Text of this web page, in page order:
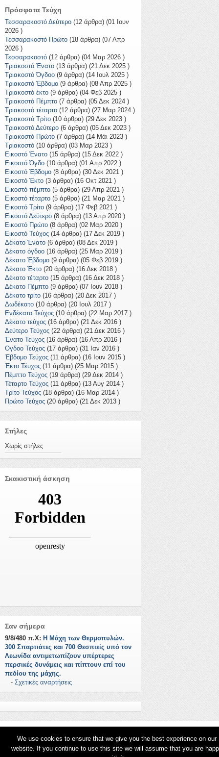
Πρόσφατα Τεύχη
Τεσσαρακοστό Δεύτερο (12 άρθρα) (01 Ιουν
2026 )
Τεσσαρακοστό Πρώτο (18 άρθρα) (07 Απρ
2026 )
Τεσσαρακοστό (12 άρθρα) (04 Μαρ 2026 )
Τριακοστό Ένατο (13 άρθρα) (21 Δεκ 2025 )
Τριακοστό Όγδοο (9 άρθρα) (14 Ιουλ 2025 )
Τριακοστό Έβδομο (9 άρθρα) (08 Απρ 2025 )
Τριακοστό έκτο (9 άρθρα) (04 Φεβ 2025 )
Τριακοστό Πέμπτο (7 άρθρα) (05 Δεκ 2024 )
Τριακοστό τέταρτο (12 άρθρα) (27 Μαρ 2024 )
Τριακοστό Τρίτο (10 άρθρα) (29 Δεκ 2023 )
Τριακοστό Δεύτερο (6 άρθρα) (05 Δεκ 2023 )
Τριακοστό Πρώτο (7 άρθρα) (14 Μάι 2023 )
Τριακοστό (10 άρθρα) (03 Μαρ 2023 )
Εικοστό Ένατο (15 άρθρα) (15 Δεκ 2022 )
Εικοστό Όγδο (10 άρθρα) (01 Απρ 2022 )
Εικοστό Έβδομο (8 άρθρα) (30 Δεκ 2021 )
Εικοστό Έκτο (3 άρθρα) (16 Οκτ 2021 )
Εικοστό πέμπτο (5 άρθρα) (29 Απρ 2021 )
Εικοστό τέταρτο (5 άρθρα) (21 Μαρ 2021 )
Εικοστό Τρίτο (9 άρθρα) (17 Φεβ 2021 )
Εικοστό Δεύτερο (8 άρθρα) (13 Απρ 2020 )
Εικοστό Πρώτο (8 άρθρα) (02 Μαρ 2020 )
Εικοστό Τεύχος (14 άρθρα) (17 Δεκ 2019 )
Δέκατο Ένατο (6 άρθρα) (08 Δεκ 2019 )
Δέκατο όγδοο (16 άρθρα) (25 Μαρ 2019 )
Δέκατο Έβδομο (9 άρθρα) (05 Φεβ 2019 )
Δέκατο Έκτο (20 άρθρα) (16 Δεκ 2018 )
Δέκατο τέταρτο (15 άρθρα) (16 Δεκ 2018 )
Δέκατο Πέμπτο (9 άρθρα) (07 Ιουν 2018 )
Δέκατο τρίτο (16 άρθρα) (20 Δεκ 2017 )
Δωδέκατο (10 άρθρα) (20 Ιουλ 2017 )
Ενδέκατο Τεύχος (10 άρθρα) (22 Μαρ 2017 )
Δέκατο τεύχος (16 άρθρα) (21 Δεκ 2016 )
Δεύτερο Τεύχος (22 άρθρα) (21 Δεκ 2016 )
Ένατο Τεύχος (16 άρθρα) (16 Απρ 2016 )
Ογδοο Τεύχος (17 άρθρα) (31 Ιαν 2016 )
Έβδομο Τεύχος (11 άρθρα) (16 Ιουν 2015 )
Έκτο Τέυχος (11 άρθρα) (25 Μαρ 2015 )
Πέμπτο Τεύχος (19 άρθρα) (29 Δεκ 2014 )
Τέταρτο Τεύχος (11 άρθρα) (13 Αυγ 2014 )
Τρίτο Τεύχος (18 άρθρα) (16 Μαρ 2014 )
Πρώτο Τεύχος (20 άρθρα) (21 Δεκ 2013 )
Στήλες
Χωρίς στήλες
Σκακιστική άσκηση
Σαν σήμερα
9/8/480 π.Χ: Η Μάχη των Θερμοπυλών.
300 Σπαρτιάτες και 700 Θεσπιείς υπό τον
Λεωνίδα αντιμετωπίζουν υπέρτερες
περσικές δυνάμεις και πίπτουν επί του
πεδίου της μάχης.
- Σχετικές αναρτήσεις
© 2026Φωτεινές Σελίδες .
We use cookies to ensure that we give you the best experience on our
website. If you continue to use this site we will assume that you are